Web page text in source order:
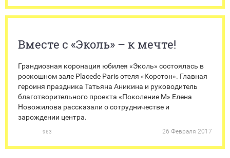
Вместе с «Эколь» – к мечте!
Грандиозная коронация юбилея «Эколь» состоялась в
роскошном зале Placede Paris отеля «Корстон». Главная
героиня праздника Татьяна Аникина и руководитель
благотворительного проекта «Поколение М» Елена
Новожилова рассказали о сотрудничестве и
зарождении центра.
963 26 Февраля 2017